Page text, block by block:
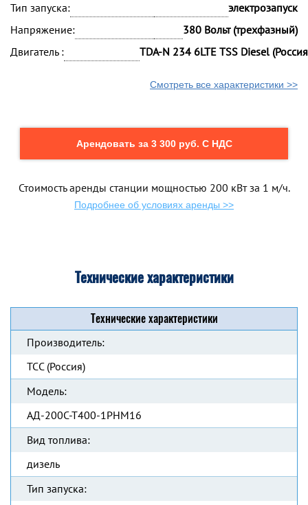
Тип запуска:
электрозапуск
Напряжение:
380 Вольт (трехфазный)
Двигатель :
TDA-N 234 6LTE TSS Diesel
Смотреть все характеристики >>
Арендовать за 3 300 руб. С НДС
Стоимость аренды станции мощностью 200 кВт за 1 м/ч.
Подробнее об условиях аренды >>
Технические характеристики
Технические характеристики
Производитель:
ТСС (Россия)
Модель:
АД-200С-Т400-1РНМ16
Вид топлива:
дизель
Тип запуска: